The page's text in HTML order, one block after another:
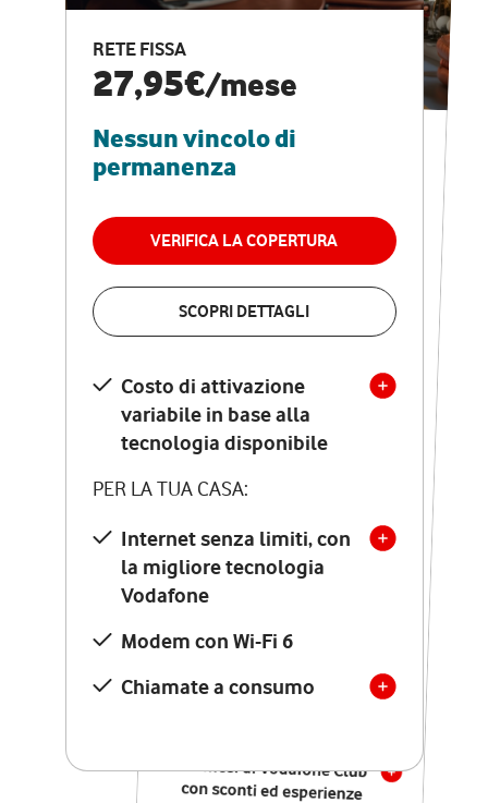
RETE FISSA
27,95€/mese
Nessun vincolo di
permanenza
VERIFICA LA COPERTURA
SCOPRI DETTAGLI
Costo di attivazione
variabile in base alla
tecnologia disponibile
PER LA TUA CASA:
Internet senza limiti, con
la migliore tecnologia
Vodafone
Modem con Wi-Fi 6
Chiamate a consumo
CASA PRO
Internet veloce e
vantaggi speciali
RETE FISSA + VODAFONE CLUB
29,95€
permanenza
VERIFICA LA COPERTURA
Costo di attivazione
variabile in base alla
tecnologia disponibile
PER LA TUA CASA:
Internet senza limiti, con
la migliore tecnologia
Vodafone
Modem Seven con Wi-Fi 7
Chiamate illimitate verso
numeri fissi e mobili
nazionali
12 mesi di Vodafone Club
con sconti ed esperienze
esclusive, poi si disattiva